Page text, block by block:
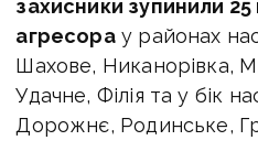
захисники зупинили
агресорау районах
Шахове, Никанорівка,
Удачне, Філія та у бік
Дорожнє, Родинське,